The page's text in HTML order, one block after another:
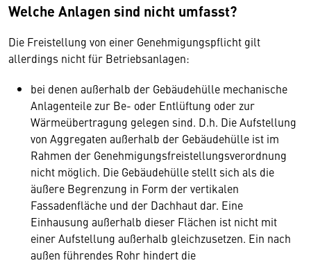
Welche Anlagen sind nicht umfasst?
Die Freistellung von einer Genehmigungspflicht gilt
allerdings nicht für Betriebsanlagen:
bei denen außerhalb der Gebäudehülle mechanische
Anlagenteile zur Be- oder Entlüftung oder zur
Wärmeübertragung gelegen sind. D.h. Die Aufstellung
von Aggregaten außerhalb der Gebäudehülle ist im
Rahmen der Genehmigungsfreistellungsverordnung
nicht möglich. Die Gebäudehülle stellt sich als die
äußere Begrenzung in Form der vertikalen
Fassadenfläche und der Dachhaut dar. Eine
Einhausung außerhalb dieser Flächen ist nicht mit
einer Aufstellung außerhalb gleichzusetzen. Ein nach
außen führendes Rohr hindert die